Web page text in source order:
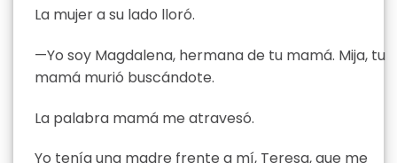
La mujer a su lado lloró.
—Yo soy Magdalena, hermana de tu mamá. Mija, tu
mamá murió buscándote.
La palabra mamá me atravesó.
Yo tenía una madre frente a mí, Teresa, que me